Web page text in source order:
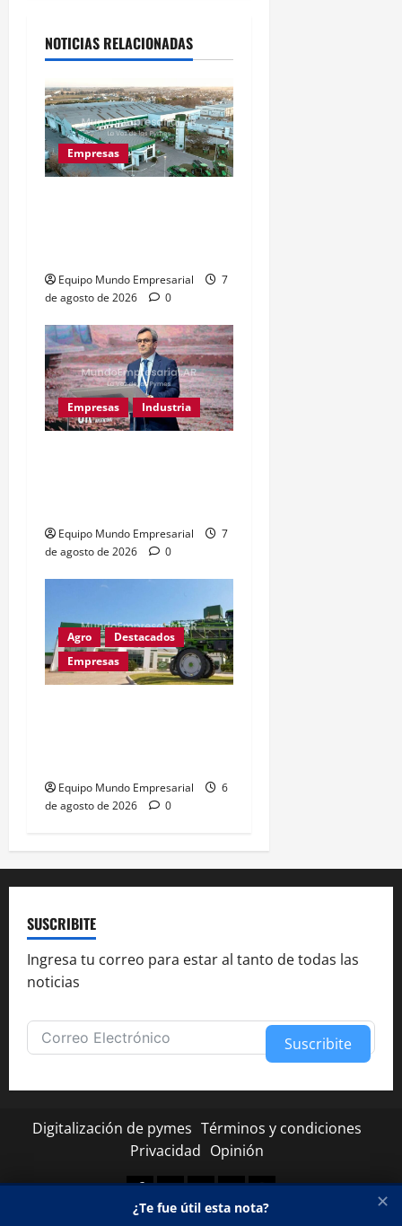
NOTICIAS RELACIONADAS
Empresas
Equipo Mundo Empresarial
7
de agosto de 2026
0
Empresas Industria
Equipo Mundo Empresarial
7
de agosto de 2026
0
Agro
Destacados
Empresas
Equipo Mundo Empresarial
6
de agosto de 2026
0
SUSCRIBITE
Ingresa tu correo para estar al tanto de todas las
noticias
Suscribite
Digitalización de pymes Términos y condiciones
Privacidad Opinión
Facebook
TwitterLinkedinYoutubeInstagram
✕
¿Te fue útil esta nota?